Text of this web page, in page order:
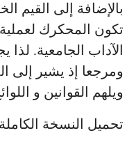
إلى القيم
المحكرك لعملية
الجامعية. لذا
إذ يشير إلى
القوانين و
النسخة الكاملة